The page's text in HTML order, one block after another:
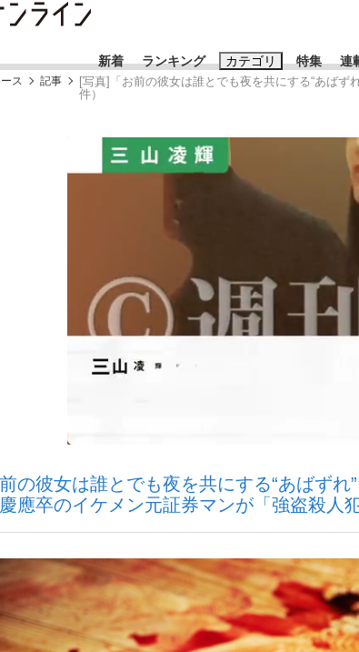
新着 ランキング カテゴリ
「敗因分析は一切聞かれなかった」侍ジャパン選手が証言した
特集
キングの誕生を、目撃せよ。
連
おすすめのキーワードタグ
#藤田晋 #高市早苗
#玉木雄一郎
ス 記事
[写真]「お前の彼女は誰とでも夜を共にする“あば
件）
前の彼女は誰とでも夜を共にする“あばず
應卒のイケメン元証券マンが「強盗殺人